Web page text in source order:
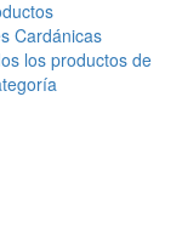
Cardánicas
los productos de